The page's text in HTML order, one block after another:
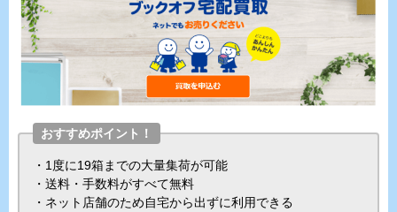
おすすめポイント！
・1度に19箱までの大量集荷が可能
・送料・手数料がすべて無料
・ネット店舗のため自宅から出ずに利用できる